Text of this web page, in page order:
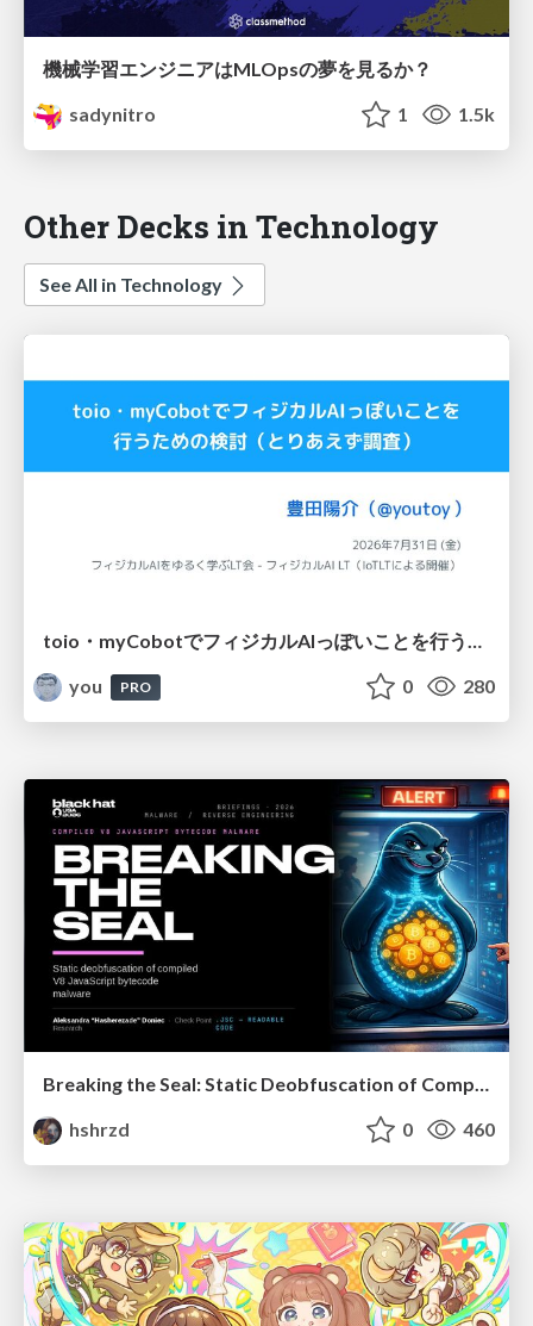
機械学習エンジニアはMLOpsの夢を見るか？
sadynitro
1 1.5k
Other Decks in Technology
See All in Technology
you
PRO 0 280
Breaking the Seal: Static Deobfuscation of Compiled V8 JavaScript Bytecode Malware
hshrzd
0 460